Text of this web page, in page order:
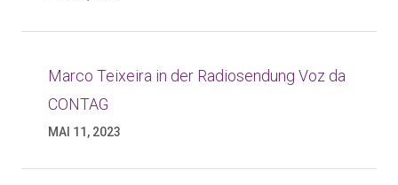
Marco Teixeira in der Radiosendung Voz da
CONTAG
MAI 11, 2023